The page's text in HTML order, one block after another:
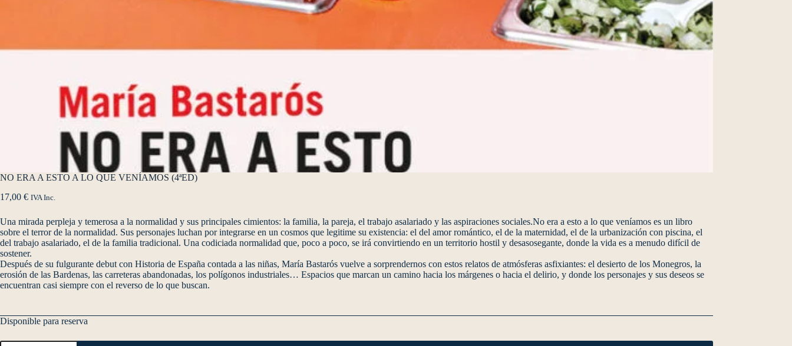
NO ERA A ESTO A LO QUE VENÍAMOS (4ªED)
17,00 € IVA Inc.
Una mirada perpleja y temerosa a la normalidad y sus principales cimientos: la familia, la pareja, el trabajo asalariado y las aspiraciones sociales.No era a esto a lo que veníamos es un libro
sobre el terror de la normalidad. Sus personajes luchan por integrarse en un cosmos que legitime su existencia: el del amor romántico, el de la maternidad, el de la urbanización con piscina, el
del trabajo asalariado, el de la familia tradicional. Una codiciada normalidad que, poco a poco, se irá convirtiendo en un territorio hostil y desasosegante, donde la vida es a menudo difícil de
sostener.
Después de su fulgurante debut con Historia de España contada a las niñas, María Bastarós vuelve a sorprendernos con estos relatos de atmósferas asfixiantes: el desierto de los Monegros, la
erosión de las Bardenas, las carreteras abandonadas, los polígonos industriales… Espacios que marcan un camino hacia los márgenes o hacia el delirio, y donde los personajes y sus deseos se
encuentran casi siempre con el reverso de lo que buscan.
Disponible para reserva